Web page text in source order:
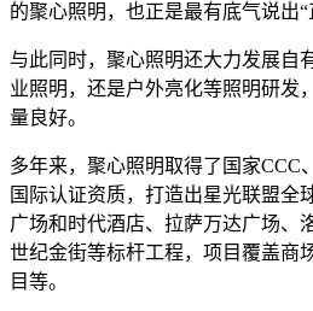
的聚心照明，也正是最有底气说出“
与此同时，聚心照明还大力发展自
业照明，还是户外亮化等照明研发
量良好。
多年来，聚心照明取得了国家CCC
国际认证资质，打造出星光联盟全
广场和时代酒店、拉萨万达广场、
世纪金街等标杆工程，项目覆盖商
目等。